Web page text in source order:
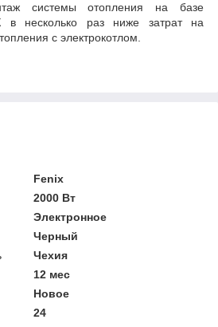
системы отопления на базе
в несколько раз ниже затрат на
с электрокотлом.
Fenix
2000 Вт
Электронное
Черный
Чехия
12 мес
Новое
24